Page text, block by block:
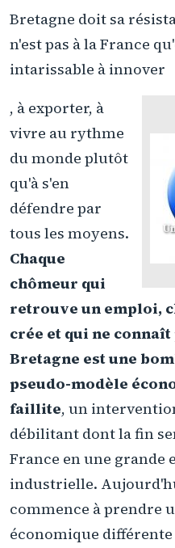
Bretagne doit sa
n'est pas à la France
intarissable à innover
, à exporter, à
vivre au rythme
du monde plutôt
qu'à s'en
défendre par
tous les moyens.
Chaque
chômeur qui
retrouve un emploi,
crée et qui ne
Bretagne est une
pseudo-modèle
faillite, un
débilitant dont la fin
France en une grande
industrielle.
commence à prendre
économique